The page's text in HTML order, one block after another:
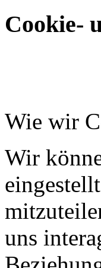
Cookie-
Wie wir
Wir
uns